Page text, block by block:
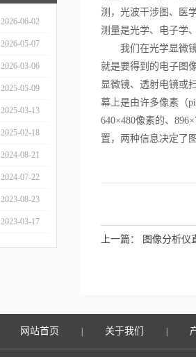
2026-06-02
2026-05-07
2026-03-06
2025-05-09
2025-03-13
2025-02-18
2024-08-21
2024-07-22
2023-08-23
2023-03-17
测，光波干涉图、医
测量是光学、电子学
我们在光学显微镜
就是要得到的电子图
显微镜、透射电镜或
幕上是由许多像素（
640×480像素的、
置，两种信息决定了
上一篇： 图像分析仪
网站首页 关于我们